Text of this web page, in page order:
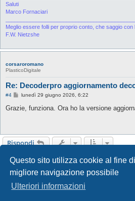
Questo sito utilizza cookie al fine
migliore navigazione possibile
Ulteriori informazioni
o
Saluti
Marco Fornaciari
Meglio essere folli per proprio conto, che saggio con
F.W. Nietzshe
corsaroromano
PlasticoDigitale
Re: Decoderpro aggiornamento
#4
M
s
i
o
lunedì 29 giugno 2026, 6:22
Grazie, funziona. Ora ho la versione
Rispondi
Indice